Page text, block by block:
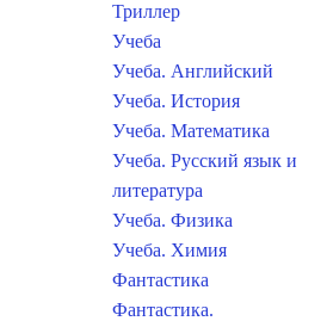
Триллер
Учеба
Учеба. Английский
Учеба. История
Учеба. Математика
Учеба. Русский язык и
литература
Учеба. Физика
Учеба. Химия
Фантастика
Фантастика.